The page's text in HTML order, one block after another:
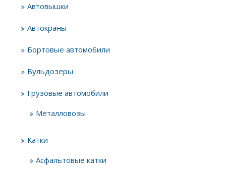
Автовышки
Автокраны
Бортовые автомобили
Бульдозеры
Грузовые автомобили
Металловозы
Катки
Асфальтовые катки